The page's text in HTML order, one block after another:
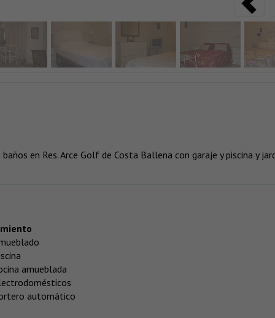
en Res. Arce Golf de Costa Ballena con garaje y piscina y
amueblada
automático